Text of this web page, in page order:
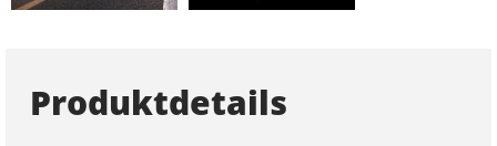
Produktdetails